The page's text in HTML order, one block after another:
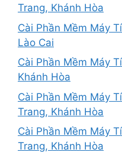
Trang, Khánh Hòa
Cài Phần Mềm Máy
Lào Cai
Cài Phần Mềm Máy
Khánh Hòa
Cài Phần Mềm Máy
Trang, Khánh Hòa
Cài Phần Mềm Máy
Trang, Khánh Hòa